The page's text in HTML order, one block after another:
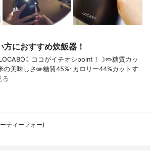
におすすめ炊飯器！
ココがイチオシpoint！☽✏️糖質カッ
の美味しさ✏️糖質45%･カロリー44%カットす
る
ティーフォー)